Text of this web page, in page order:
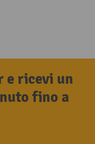
ricevi un
fino a